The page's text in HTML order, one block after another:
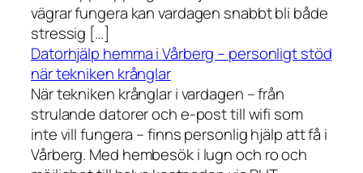
vägrar fungera kan vardagen snabbt bli både
stressig […]
Datorhjälp hemma i Vårberg – personligt stöd
när tekniken krånglar
När tekniken krånglar i vardagen – från
strulande datorer och e-post till wifi som
inte vill fungera – finns personlig hjälp att få i
Vårberg. Med hembesök i lugn och ro och